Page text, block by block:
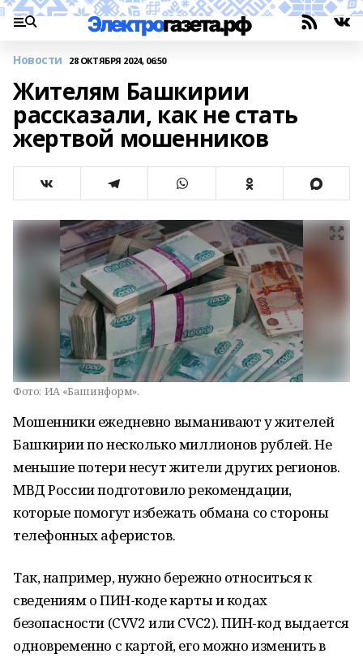
Новости 28 ОКТЯБРЯ 2024, 06:50
Жителям Башкирии
рассказали, как не стать
жертвой мошенников
Фото: ИА «Башинформ».
Мошенники ежедневно выманивают у жителей
Башкирии по несколько миллионов рублей. Не
меньшие потери несут жители других регионов.
МВД России подготовило рекомендации,
которые помогут избежать обмана со стороны
телефонных аферистов.
Так, например, нужно бережно относиться к
сведениям о ПИН-коде карты и кодах
безопасности (CVV2 или CVC2). ПИН-код выдается
одновременно с картой, его можно изменить в